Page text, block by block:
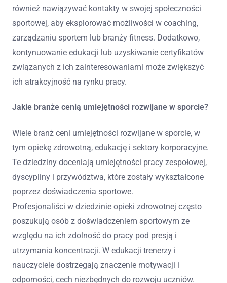
również nawiązywać kontakty w swojej społeczności
sportowej, aby eksplorować możliwości w coaching,
zarządzaniu sportem lub branży fitness. Dodatkowo,
kontynuowanie edukacji lub uzyskiwanie certyfikatów
związanych z ich zainteresowaniami może zwiększyć
ich atrakcyjność na rynku pracy.
Jakie branże cenią umiejętności rozwijane w sporcie?
Wiele branż ceni umiejętności rozwijane w sporcie, w
tym opiekę zdrowotną, edukację i sektory korporacyjne.
Te dziedziny doceniają umiejętności pracy zespołowej,
dyscypliny i przywództwa, które zostały wykształcone
poprzez doświadczenia sportowe.
Profesjonaliści w dziedzinie opieki zdrowotnej często
poszukują osób z doświadczeniem sportowym ze
względu na ich zdolność do pracy pod presją i
utrzymania koncentracji. W edukacji trenerzy i
nauczyciele dostrzegają znaczenie motywacji i
odporności, cech niezbędnych do rozwoju uczniów.